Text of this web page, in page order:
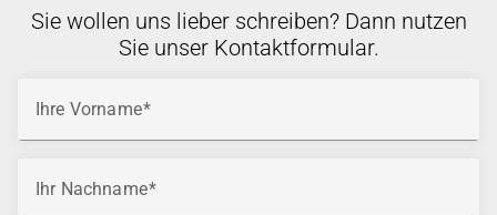
Sie wollen uns lieber schreiben? Dann nutzen
Sie unser Kontaktformular.
Ihre Vorname
Ihr Nachname